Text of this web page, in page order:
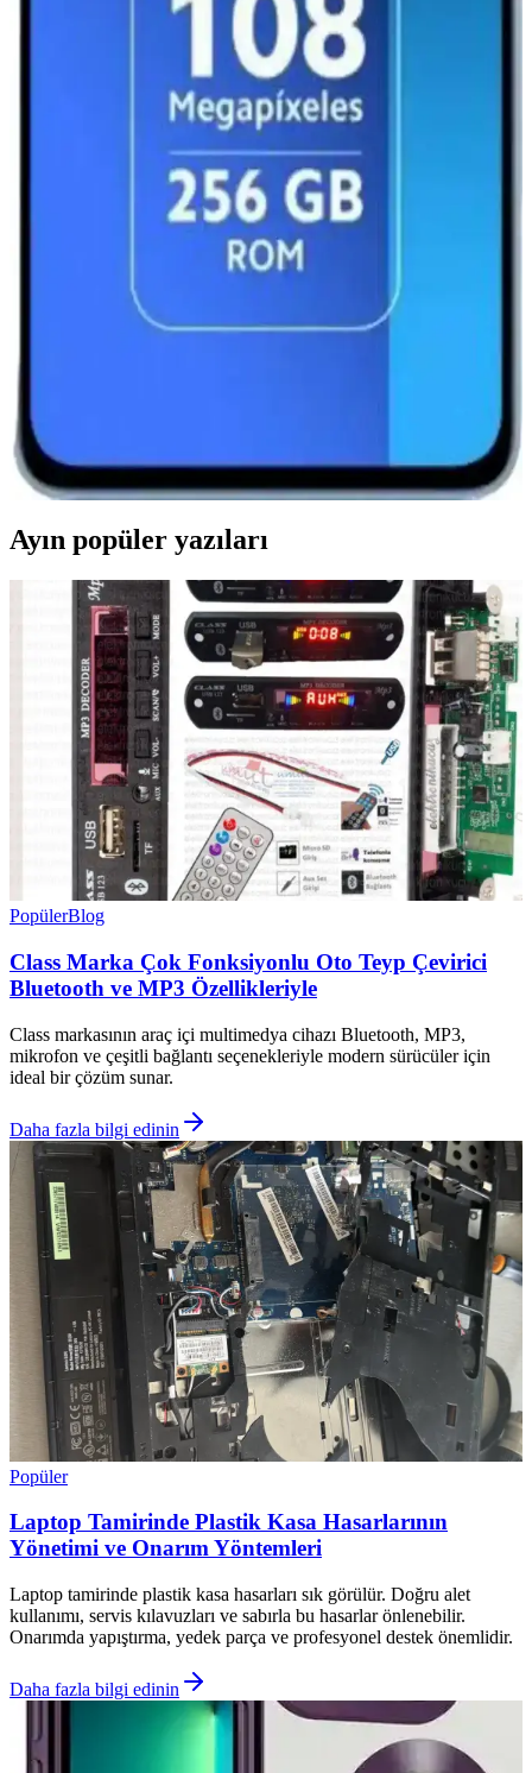
Xiaomi Pad 7 ve ESIM Teknolojisiyle Geleceğin
Mobil Bağlantı Çözümleri
Xiaomi Pad 7, ESIM teknolojisi sayesinde fiziksel SIM ihtiyacını
ortadan kaldırarak kullanıcılarına kolay ve güvenli bağlantı imkanı
Redmi 12 Pro Teknik Özellikleri ve Piyasa Konumu
Hakkında Güncel Bilgiler
Redmi 12 Pro'nun tasarımı, ekranı, performansı ve kamera
özellikleri hakkında genel bilgiler ve beklentiler. Güncel detaylar
için resmi kaynaklar takip edilmeli.
Model Size Uygun ve Hangi Özellikler Öne Çıkıyor?
Redmi 13 ve Redmi 14 modellerinin tasarım, performans ve kamera
özellikleri karşılaştırmasıyla, bütçenize ve kullanım alışkanlıklarınıza
en uygun akıllı telefonu seçin.
Ayın popüler yazıları
PopülerBlog
Class Marka Çok Fonksiyonlu Oto Teyp Çevirici
Bluetooth ve MP3 Özellikleriyle
Class markasının araç içi multimedya cihazı Bluetooth, MP3,
mikrofon ve çeşitli bağlantı seçenekleriyle modern sürücüler için
ideal bir çözüm sunar.
Daha fazla bilgi edinin
Popüler
Laptop Tamirinde Plastik Kasa Hasarlarının
Yönetimi ve Onarım Yöntemleri
Laptop tamirinde plastik kasa hasarları sık görülür. Doğru alet
kullanımı, servis kılavuzları ve sabırla bu hasarlar önlenebilir.
Onarımda yapıştırma, yedek parça ve profesyonel destek önemlidir.
Daha fazla bilgi edinin